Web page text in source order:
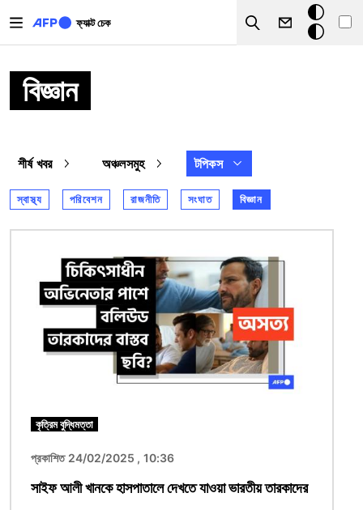
ফ্যাক্ট চেক
Search
ডার্ক
মোড
বিজ্ঞান
শীর্ষ খবর অঞ্চলসমুহ টপিকস
স্বাস্থ্য পরিবেশন রাজনীতি সংঘাত বিজ্ঞান
কৃত্রিম বুদ্ধিমত্তা
প্রকাশিত 24/02/2025 , 10:36
সাইফ আলী খানকে হাসপাতালে দেখতে যাওয়া ভারতীয় তারকাদের